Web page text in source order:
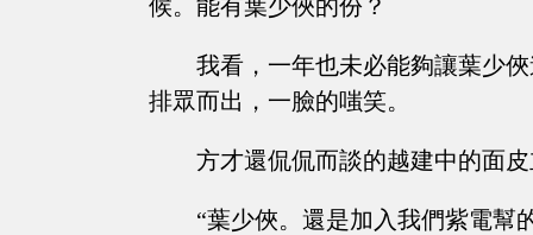
候。能有葉少俠的份？
我看，一年也未必能夠讓葉少
排眾而出，一臉的嗤笑。
方才還侃侃而談的越建中的面
“葉少俠。還是加入我們紫電幫